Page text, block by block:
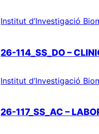
Institut d’Investigació
26-114_SS_DO –
Institut d’Investigació
26-117_SS_AC –